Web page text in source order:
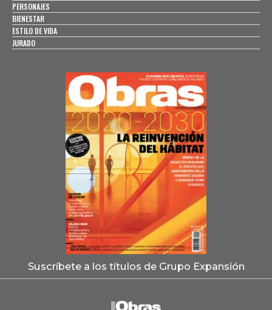
PERSONAJES
BIENESTAR
ESTILO DE VIDA
JURADO
Suscríbete a los títulos de Grupo Expansión